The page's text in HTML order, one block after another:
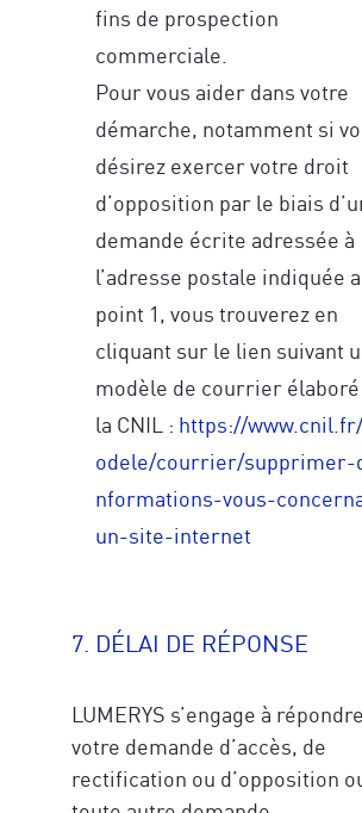
fins de prospection
commerciale.
Pour vous aider dans votre
démarche, notamment si
désirez exercer votre droit
d’opposition par le biais
demande écrite adressée à
l’adresse postale indiquée
point 1, vous trouverez en
cliquant sur le lien suivant
modèle de courrier
la CNIL : https://
odele/courrier/supprimer-
nformations-vous-
un-site-internet
7. DÉLAI DE RÉPONSE
LUMERYS s’engage à
votre demande d’accès, de
rectification ou d’opposition